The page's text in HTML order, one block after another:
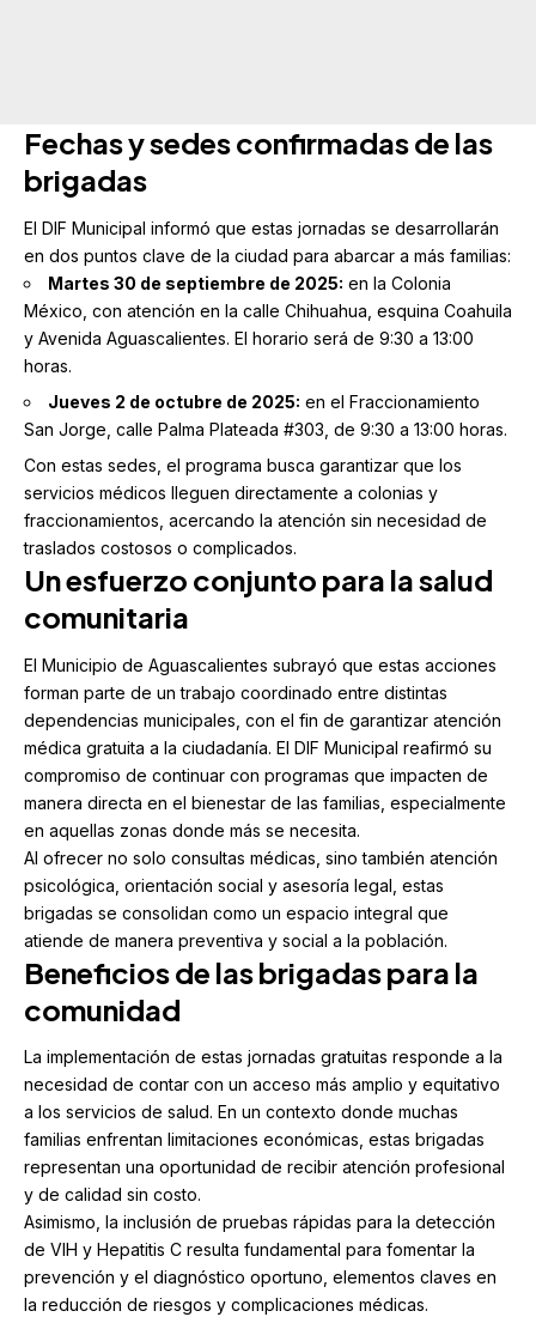
Fechas y sedes confirmadas de las
brigadas
El DIF Municipal informó que estas jornadas se desarrollarán
en dos puntos clave de la ciudad para abarcar a más familias:
Martes 30 de septiembre de 2025: en la Colonia
México, con atención en la calle Chihuahua, esquina Coahuila
y Avenida Aguascalientes. El horario será de 9:30 a 13:00
horas.
Jueves 2 de octubre de 2025: en el Fraccionamiento
San Jorge, calle Palma Plateada #303, de 9:30 a 13:00 horas.
Con estas sedes, el programa busca garantizar que los
servicios médicos lleguen directamente a colonias y
fraccionamientos, acercando la atención sin necesidad de
traslados costosos o complicados.
Un esfuerzo conjunto para la salud
comunitaria
El Municipio de Aguascalientes subrayó que estas acciones
forman parte de un trabajo coordinado entre distintas
dependencias municipales, con el fin de garantizar atención
médica gratuita a la ciudadanía. El DIF Municipal reafirmó su
compromiso de continuar con programas que impacten de
manera directa en el bienestar de las familias, especialmente
en aquellas zonas donde más se necesita.
Al ofrecer no solo consultas médicas, sino también atención
psicológica, orientación social y asesoría legal, estas
brigadas se consolidan como un espacio integral que
atiende de manera preventiva y social a la población.
Beneficios de las brigadas para la
comunidad
La implementación de estas jornadas gratuitas responde a la
necesidad de contar con un acceso más amplio y equitativo
a los servicios de salud. En un contexto donde muchas
familias enfrentan limitaciones económicas, estas brigadas
representan una oportunidad de recibir atención profesional
y de calidad sin costo.
Asimismo, la inclusión de pruebas rápidas para la detección
de VIH y Hepatitis C resulta fundamental para fomentar la
prevención y el diagnóstico oportuno, elementos claves en
la reducción de riesgos y complicaciones médicas.